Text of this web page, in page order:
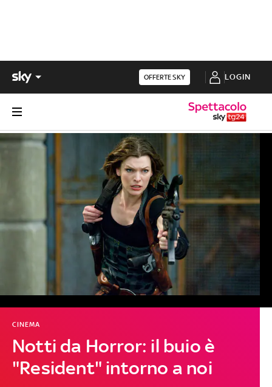
OFFERTE SKY LOGIN
Notti da Horror: il buio è
"Resident" intorno a noi
CINEMA